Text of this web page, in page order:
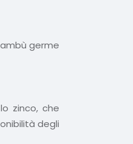
germe
zinco, che
degli